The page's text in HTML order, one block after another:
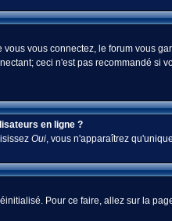
vous connectez, le forum vous
ceci n'est pas recommandé
en ligne ?
Oui, vous n'apparaîtrez
Pour ce faire, allez sur la